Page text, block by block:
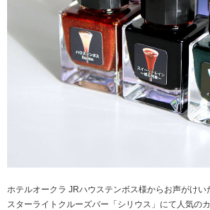
ホテルオークラ JRハウステンボス様からお声がけ
スターライトクルーズバー「シリウス」にて人気の